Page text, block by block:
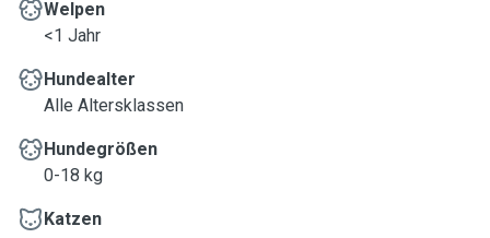
Welpen
<1 Jahr
Hundealter
Alle Altersklassen
Hundegrößen
0-18 kg
Katzen